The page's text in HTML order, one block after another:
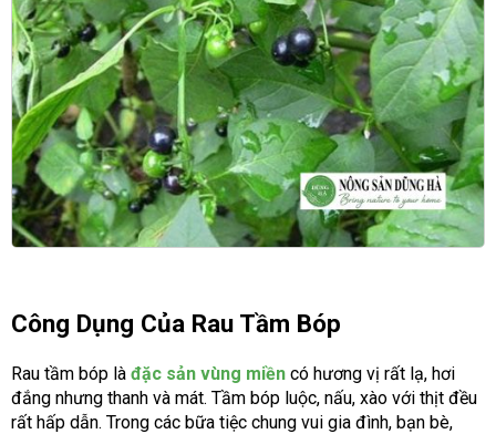
Công Dụng Của Rau Tầm Bóp
Rau tầm bóp là đặc sản vùng miền có hương vị rất lạ, hơi
đắng nhưng thanh và mát. Tầm bóp luộc, nấu, xào với thịt đều
rất hấp dẫn. Trong các bữa tiệc chung vui gia đình, bạn bè,